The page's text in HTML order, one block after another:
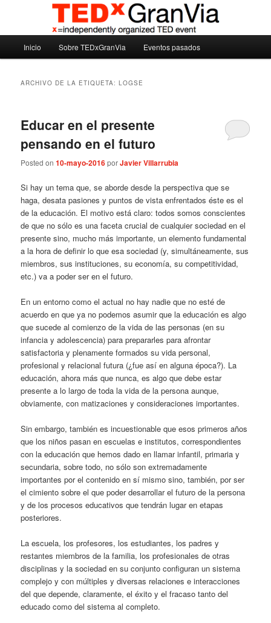
principal
secundarioTEDxGranVia
Madrid – España – Spain
Inicio Sobre TEDxGranVia Eventos pasados
ARCHIVO DE LA ETIQUETA:LOGSE
Educar en el presente
pensando en el futuro
Posted on10-mayo-2016porJavier Villarrubia
Si hay un tema que, se aborde desde la perspectiva que se
haga, desata pasiones y puntos de vista enfrentados éste es el
de la educación. El motivo está claro: todos somos conscientes
de que no sólo es una faceta crucial de cualquier sociedad en el
presente sino, mucho más importante, un elemento fundamental
a la hora de definir lo que esa sociedad (y, simultáneamente, sus
miembros, sus instituciones, su economía, su competitividad,
etc.) va a poder ser en el futuro.
En un entorno como el actual no hay nadie que no esté de
acuerdo en que ya no podemos asumir que la educación es algo
que sucede al comienzo de la vida de las personas (en su
infancia y adolescencia) para prepararles para afrontar
satisfactoria y plenamente formados su vida personal,
profesional y relacional futura (¿fue así en alguna época?). La
educación, ahora más que nunca, es algo que debe estar
presente a lo largo de toda la vida de la persona aunque,
obviamente, con matizaciones y consideraciones importantes.
Sin embargo, también es incuestionable que esos primeros años
que los niños pasan en escuelas e institutos, correspondientes
con la educación que hemos dado en llamar infantil, primaria y
secundaria, sobre todo, no sólo son extremadamente
importantes por el contenido en sí mismo sino, también, por ser
el cimiento sobre el que poder desarrollar el futuro de la persona
y de los procesos educativos que tendrán lugar en etapas
posteriores.
La escuela, los profesores, los estudiantes, los padres y
restantes miembros de la familia, los profesionales de otras
disciplinas y la sociedad en su conjunto configuran un sistema
complejo y con múltiples y diversas relaciones e interacciones
del que depende, claramente, el éxito y el fracaso tanto del
educado como del sistema al completo.